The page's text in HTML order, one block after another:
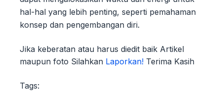
hal-hal yang lebih penting, seperti pemahaman
konsep dan pengembangan diri.
Jika keberatan atau harus diedit baik Artikel
maupun foto Silahkan Laporkan! Terima Kasih
Tags: